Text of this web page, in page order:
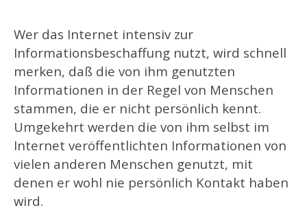
Wer das Internet intensiv zur
Informationsbeschaffung nutzt, wird schnell
merken, daß die von ihm genutzten
Informationen in der Regel von Menschen
stammen, die er nicht persönlich kennt.
Umgekehrt werden die von ihm selbst im
Internet veröffentlichten Informationen von
vielen anderen Menschen genutzt, mit
denen er wohl nie persönlich Kontakt haben
wird.